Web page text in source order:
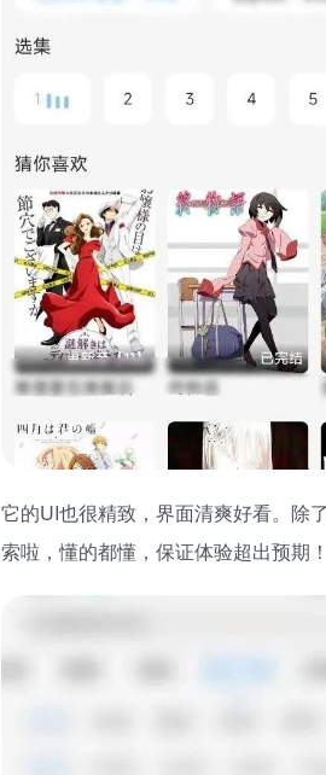
它的UI也很精致，界面清爽好看。除
索啦，懂的都懂，保证体验超出预期！